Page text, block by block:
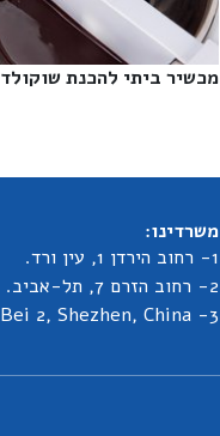
מכשיר ביתי להכנת שוקולד‎
משרדינו:
1- רחוב הירדן 1, עין ורד.
2- רחוב הזרם 7, תל-אביב.
3- DunBei 2, Shezhen, China